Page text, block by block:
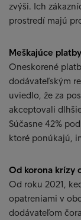
zvýši. Ich
prostredí majú
Meškajúce
Oneskorené
dodávateľským
uviedlo, že za
akceptovali
Súčasne 42%
ktoré ponúkajú,
Od korona krízy
Od roku 2021,
opatreniami v
dodávateľom